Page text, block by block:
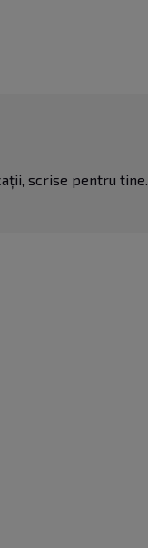
scrise pentru tine.